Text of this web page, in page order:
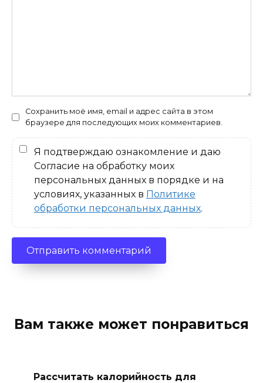
Сохранить моё имя, email и адрес сайта в этом
браузере для последующих моих комментариев.
Я подтверждаю ознакомление и даю
Согласие на обработку моих
персональных данных в порядке и на
условиях, указанных в Политике
обработки персональных данных.
Вам также может понравиться
Рассчитать калорийность для